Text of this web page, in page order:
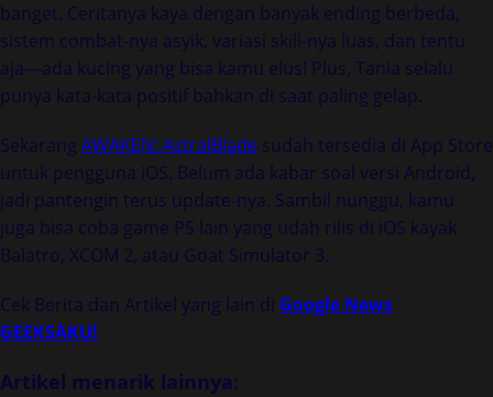
banget. Ceritanya kaya dengan banyak ending berbeda,
sistem combat-nya asyik, variasi skill-nya luas, dan tentu
aja—ada kucing yang bisa kamu elus! Plus, Tania selalu
punya kata-kata positif bahkan di saat paling gelap.
Sekarang AWAKEN: AstralBlade sudah tersedia di App Store
untuk pengguna iOS. Belum ada kabar soal versi Android,
jadi pantengin terus update-nya. Sambil nunggu, kamu
juga bisa coba game PS lain yang udah rilis di iOS kayak
Balatro, XCOM 2, atau Goat Simulator 3.
Cek Berita dan Artikel yang lain di Google News
GEEKSAKU!
Artikel menarik lainnya: